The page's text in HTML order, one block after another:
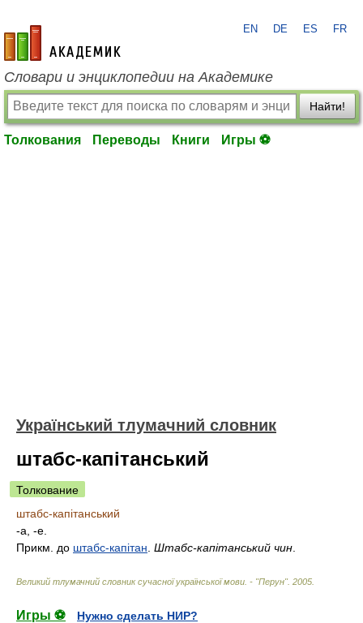
academic.ru
EN DE ES FR
Словари и энциклопедии на Академике
Найти!
Толкования Переводы Книги Игры ⚽
Український тлумачний словник
штабс-капітанський
Толкование
штабс-капітанський
-а, -е.
Прикм. до штабс-капітан Штабс-капітанський чин
Великий тлумачний словник сучасної української мови. - "Перун". 2005
Игры ⚽
Нужно сделать НИР?